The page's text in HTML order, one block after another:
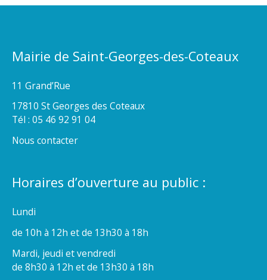
Mairie de Saint-Georges-des-Coteaux
11 Grand’Rue
17810 St Georges des Coteaux
Tél : 05 46 92 91 04
Nous contacter
Horaires d’ouverture au public :
Lundi
de 10h à 12h et de 13h30 à 18h
Mardi, jeudi et vendredi
de 8h30 à 12h et de 13h30 à 18h